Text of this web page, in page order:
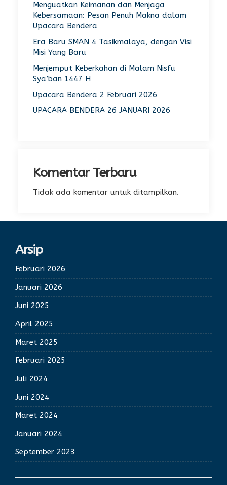
Menguatkan Keimanan dan Menjaga
Kebersamaan: Pesan Penuh Makna dalam
Upacara Bendera
Era Baru SMAN 4 Tasikmalaya, dengan Visi
Misi Yang Baru
Menjemput Keberkahan di Malam Nisfu
Sya’ban 1447 H
Upacara Bendera 2 Februari 2026
UPACARA BENDERA 26 JANUARI 2026
Komentar Terbaru
Tidak ada komentar untuk ditampilkan.
Arsip
Februari 2026
Januari 2026
Juni 2025
April 2025
Maret 2025
Februari 2025
Juli 2024
Juni 2024
Maret 2024
Januari 2024
September 2023